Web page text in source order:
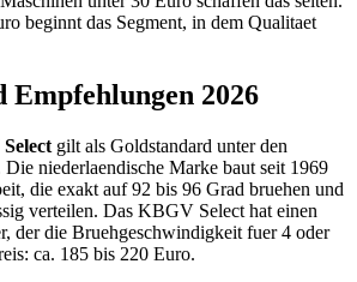
beginnt das Segment, in dem Qualitaet
Empfehlungen 2026
gilt als Goldstandard unter den
niederlaendische Marke baut seit 1969
die exakt auf 92 bis 96 Grad bruehen und
verteilen. Das KBGV Select hat einen
der die Bruehgeschwindigkeit fuer 4 oder
ca. 185 bis 220 Euro.